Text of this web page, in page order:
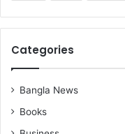
Categories
Bangla News
Books